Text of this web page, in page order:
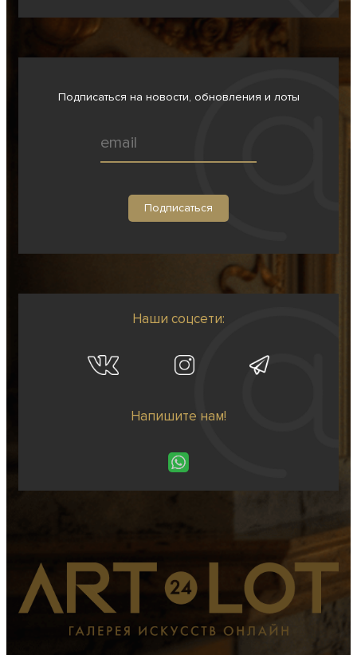
Подписаться на новости, обновления и лоты
Наши соцсети:
Напишите нам!